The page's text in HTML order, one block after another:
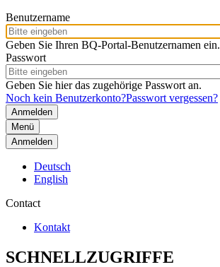
Benutzername
Geben Sie Ihren BQ-Portal-Benutzernamen ein.
Passwort
Geben Sie hier das zugehörige Passwort an.
Noch kein Benutzerkonto?Passwort vergessen?
Menü
Anmelden
Deutsch
English
Contact
Kontakt
SCHNELLZUGRIFFE